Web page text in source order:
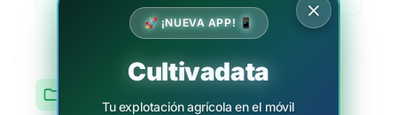
🚀 ¡NUEVA APP! 📱
Cultivadata
Tu explotación agrícola en el móvil